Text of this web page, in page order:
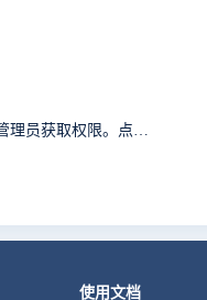
抱歉，您无权访问『首页』模块的『首页』功能。请联系管理员获取权限。点击后退返回上页。
使用文档